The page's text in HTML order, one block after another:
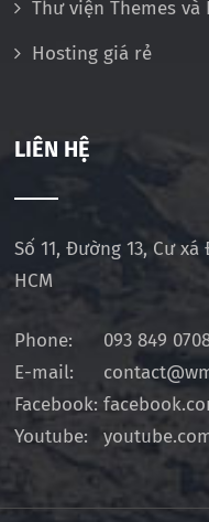
Thư viện Themes và
Hosting giá rẻ
LIÊN HỆ
Số 11, Đường 13, Cư
HCM
Phone:
093 849
E-mail:
Facebook:
Youtube: